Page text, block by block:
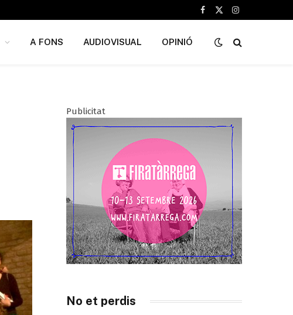
Facebook
X
Instagram
A FONS AUDIOVISUAL OPINIÓ
Publicitat
No et perdis